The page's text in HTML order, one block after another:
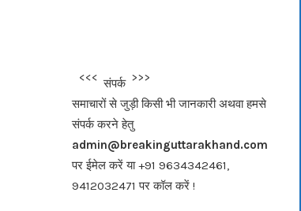
b
o
o
k
<<<
संपर्क
>>>
समाचारों से जुड़ी किसी भी जानकारी अथवा हमसे
संपर्क करने हेतु
admin@breakinguttarakhand.com
पर ईमेल करें या +91 9634342461,
9412032471 पर कॉल करें !